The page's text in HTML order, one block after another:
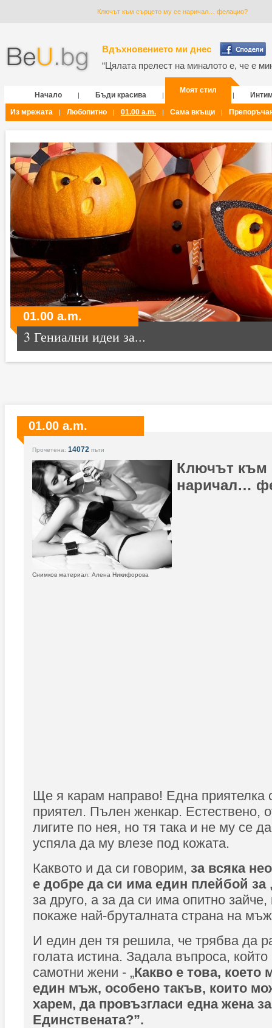
Ключът към сърцето му се наричал… фелацио?
Вдъхновението ми днес
“Цялата прелест на миналото е, че е
Начало | Бъди красива |
Моят стил
|
Из мрежата
| Любопитно | 01.00 a.m. | Сама вкъщи |
01.00 a.m.
3 Гениални идеи за...
01.00 a.m.
Прочетена: 14072 пъти
Ключът към
наричал…
Снимков материал: Алена Никифорова
Ще я карам направо! Една приятелка
приятел. Пълен женкар. Естествено,
лигите по нея, но тя така и не му се
успяла да му влезе под кожата.
Каквото и да си говорим, за всяка
е добре да си има един плейбой за
за друго, а за да си има опитно зайче,
покаже най-бруталната страна на
И един ден тя решила, че трябва да
голата истина. Задала въпроса, който
самотни жени - „Какво е това, което
един мъж, особено такъв, които
харем, да провъзгласи една жена за
Единствената?”.